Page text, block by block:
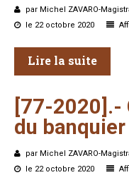
par Michel ZAVARO-
le 22 octobre 2020
Lire la suite
[77-2020].-
du banquier
par Michel ZAVARO-
le 22 octobre 2020